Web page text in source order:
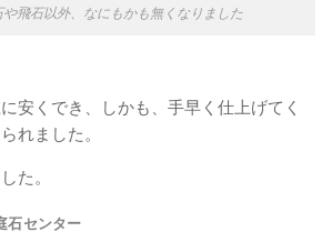
や飛石以外、なにもかも無くなりました
安くでき、しかも、手早く仕上げてく
れました。
た。